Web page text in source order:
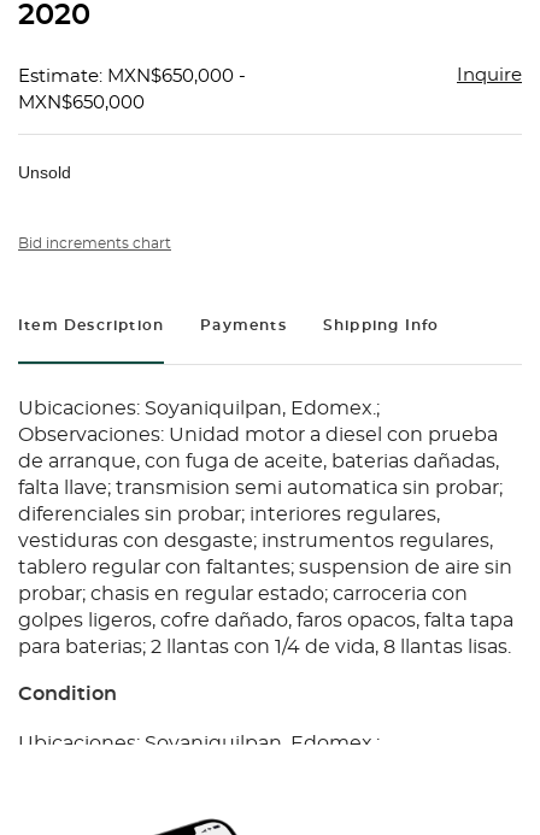
2020
Estimate: MXN$650,000 -
MXN$650,000
Inquire
Unsold
Bid increments chart
Item Description Payments Shipping Info
Ubicaciones: Soyaniquilpan, Edomex.;
Observaciones: Unidad motor a diesel con prueba
de arranque, con fuga de aceite, baterias dañadas,
falta llave; transmision semi automatica sin probar;
diferenciales sin probar; interiores regulares,
vestiduras con desgaste; instrumentos regulares,
tablero regular con faltantes; suspension de aire sin
probar; chasis en regular estado; carroceria con
golpes ligeros, cofre dañado, faros opacos, falta tapa
para baterias; 2 llantas con 1/4 de vida, 8 llantas lisas.
Condition
Ubicaciones: Soyaniquilpan, Edomex.;
falta llave; transmision semi automatica sin probar;